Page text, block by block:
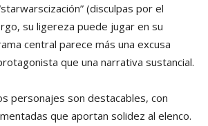
(disculpas por el
su ligereza puede jugar en su
central parece más una excusa
que una narrativa sustancial.
personajes son destacables, con
que aportan solidez al elenco.